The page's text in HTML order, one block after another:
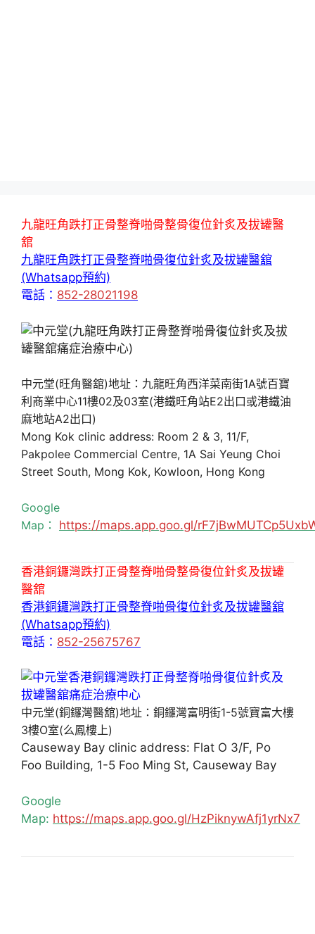
九龍旺角跌打正骨整脊啪骨整骨復位針炙及拔罐醫
舘
九龍旺角跌打正骨整脊啪骨復位針炙及拔罐醫舘
(Whatsapp預約)
電話： 852-28021198
中元堂(旺角醫舘)地址：九龍旺角西洋菜南街1A號百寶
利商業中心11樓02及03室(港鐵旺角站E2出口或港鐵油
麻地站A2出口)
Mong Kok clinic address: Room 2 & 3, 11/F,
Pakpolee Commercial Centre, 1A Sai Yeung Choi
Street South, Mong Kok, Kowloon, Hong Kong
Google
Map： https://maps.app.goo.gl/
香港銅鑼灣跌打正骨整脊啪骨整骨復位針炙及拔罐
醫舘
香港銅鑼灣跌打正骨整脊啪骨復位針炙及拔罐醫舘
(Whatsapp預約)
電話： 852-25675767
中元堂(銅鑼灣醫舘)地址：銅鑼灣富明街1-5號寶富大樓
3樓O室(么鳳樓上)
Causeway Bay clinic address: Flat O 3/F, Po
Foo Building, 1-5 Foo Ming St, Causeway Bay
Google
Map: https://maps.app.goo.gl/HzPiknywAfj1yrNx7